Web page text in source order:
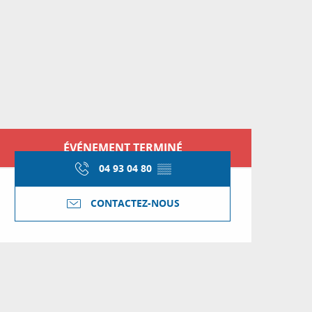
et
ÉVÉNEMENT TERMINÉ
04 93 04 80 ▒▒
CONTACTEZ-NOUS